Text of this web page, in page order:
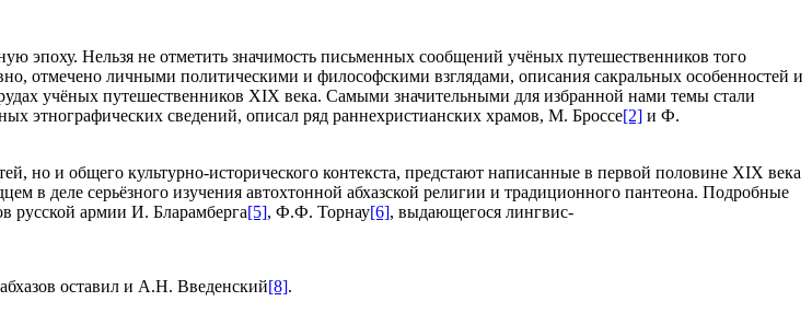
эпоху. Нельзя не отметить значимость письменных сообщений учёных путешественников того
отмечено личными политическими и философскими взглядами, описания сакральных особенностей и
учёных путешественников XIX века. Самыми значительными для избранной нами темы стали
этнографических сведений, описал ряд раннехристианских храмов, М. Броссе[2] и Ф.
но и общего культурно-исторического контекста, предстают написанные в первой половине ХIХ века
в деле серьёзного изучения автохтонной абхазской религии и традиционного пантеона. Подробные
русской армии И. Бларамберга[5], Ф.Ф. Торнау[6], выдающегося лингвис-
оставил и А.Н. Введенский[8].